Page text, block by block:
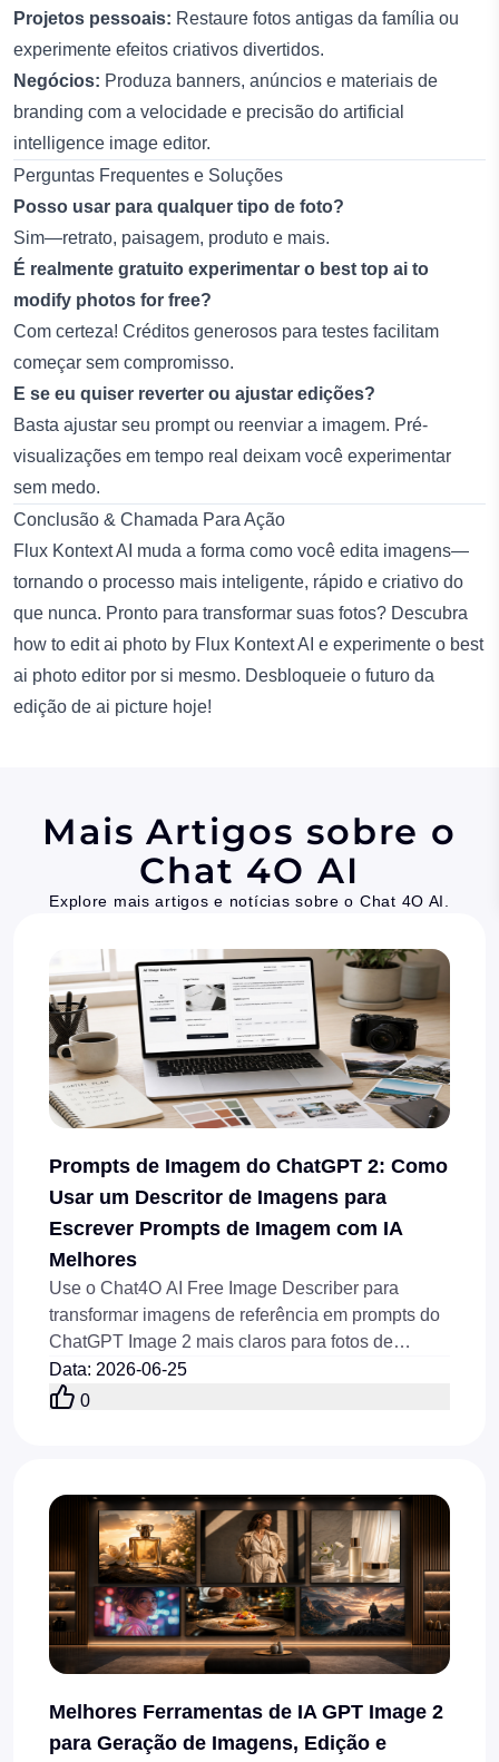
Projetos pessoais: Restaure fotos antigas da família ou
experimente efeitos criativos divertidos.
Negócios: Produza banners, anúncios e materiais de
branding com a velocidade e precisão do artificial
intelligence image editor.
Perguntas Frequentes e Soluções
Posso usar para qualquer tipo de foto?
Sim—retrato, paisagem, produto e mais.
É realmente gratuito experimentar o best top ai to
modify photos for free?
Com certeza! Créditos generosos para testes facilitam
começar sem compromisso.
E se eu quiser reverter ou ajustar edições?
Basta ajustar seu prompt ou reenviar a imagem. Pré-
visualizações em tempo real deixam você experimentar
sem medo.
Conclusão & Chamada Para Ação
Flux Kontext AI muda a forma como você edita imagens—
tornando o processo mais inteligente, rápido e criativo do
que nunca. Pronto para transformar suas fotos? Descubra
how to edit ai photo by Flux Kontext AI e experimente o best
ai photo editor por si mesmo. Desbloqueie o futuro da
edição de ai picture hoje!
Mais Artigos sobre o
Chat 4O AI
Explore mais artigos e notícias sobre o Chat 4O AI.
Prompts de Imagem do ChatGPT 2: Como
Usar um Descritor de Imagens para
Escrever Prompts de Imagem com IA
Melhores
Use o Chat4O AI Free Image Describer para
transformar imagens de referência em prompts do
ChatGPT Image 2 mais claros para fotos de
produtos, anúncios, miniaturas, pôsteres e capas
de blog.
Data: 2026-06-25
0
Melhores Ferramentas de IA GPT Image 2
para Geração de Imagens, Edição e